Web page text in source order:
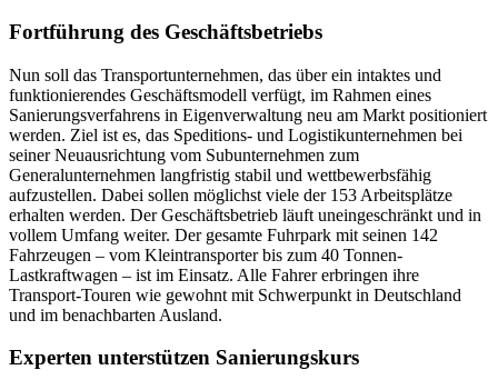
Fortführung des Geschäftsbetriebs
Nun soll das Transportunternehmen, das über ein intaktes und
funktionierendes Geschäftsmodell verfügt, im Rahmen eines
Sanierungsverfahrens in Eigenverwaltung neu am Markt positioniert
werden. Ziel ist es, das Speditions- und Logistikunternehmen bei
seiner Neuausrichtung vom Subunternehmen zum
Generalunternehmen langfristig stabil und wettbewerbsfähig
aufzustellen. Dabei sollen möglichst viele der 153 Arbeitsplätze
erhalten werden. Der Geschäftsbetrieb läuft uneingeschränkt und in
vollem Umfang weiter. Der gesamte Fuhrpark mit seinen 142
Fahrzeugen – vom Kleintransporter bis zum 40 Tonnen-
Lastkraftwagen – ist im Einsatz. Alle Fahrer erbringen ihre
Transport-Touren wie gewohnt mit Schwerpunkt in Deutschland
und im benachbarten Ausland.
Experten unterstützen Sanierungskurs